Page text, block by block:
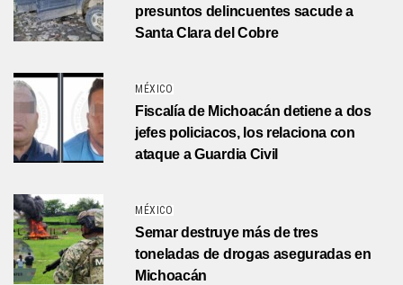
presuntos delincuentes sacude a
Santa Clara del Cobre
MÉXICO
Fiscalía de Michoacán detiene a dos
jefes policiacos, los relaciona con
ataque a Guardia Civil
MÉXICO
Semar destruye más de tres
toneladas de drogas aseguradas en
Michoacán